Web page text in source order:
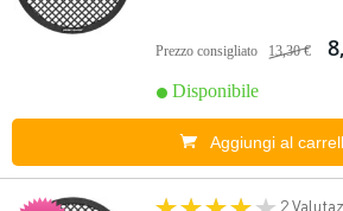
Prezzo consigliato 13,30 €
Disponibile
Aggiungi al
2